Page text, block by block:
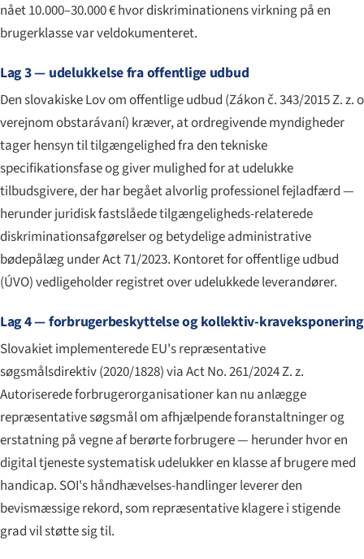
nået 10.000–30.000 € hvor diskriminationens virkning på en
brugerklasse var veldokumenteret.
Lag 3 — udelukkelse fra offentlige udbud
Den slovakiske Lov om offentlige udbud (Zákon č. 343/2015 Z. z. o
verejnom obstarávaní) kræver, at ordregivende myndigheder
tager hensyn til tilgængelighed fra den tekniske
specifikationsfase og giver mulighed for at udelukke
tilbudsgivere, der har begået alvorlig professionel fejladfærd —
herunder juridisk fastslåede tilgængeligheds-relaterede
diskriminationsafgørelser og betydelige administrative
bødepålæg under Act 71/2023. Kontoret for offentlige udbud
(ÚVO) vedligeholder registret over udelukkede leverandører.
Lag 4 — forbrugerbeskyttelse og kollektiv-kraveksponering
Slovakiet implementerede EU's repræsentative
søgsmålsdirektiv (2020/1828) via Act No. 261/2024 Z. z.
Autoriserede forbrugerorganisationer kan nu anlægge
repræsentative søgsmål om afhjælpende foranstaltninger og
erstatning på vegne af berørte forbrugere — herunder hvor en
digital tjeneste systematisk udelukker en klasse af brugere med
handicap. SOI's håndhævelses-handlinger leverer den
bevismæssige rekord, som repræsentative klagere i stigende
grad vil støtte sig til.